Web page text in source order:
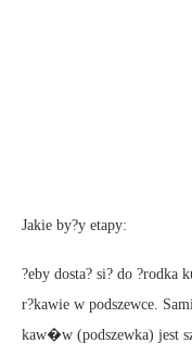
Jakie by?y etapy:
?eby dosta? si? do ?rodka
r?kawie w podszewce.
kaw�w (podszewka) jest